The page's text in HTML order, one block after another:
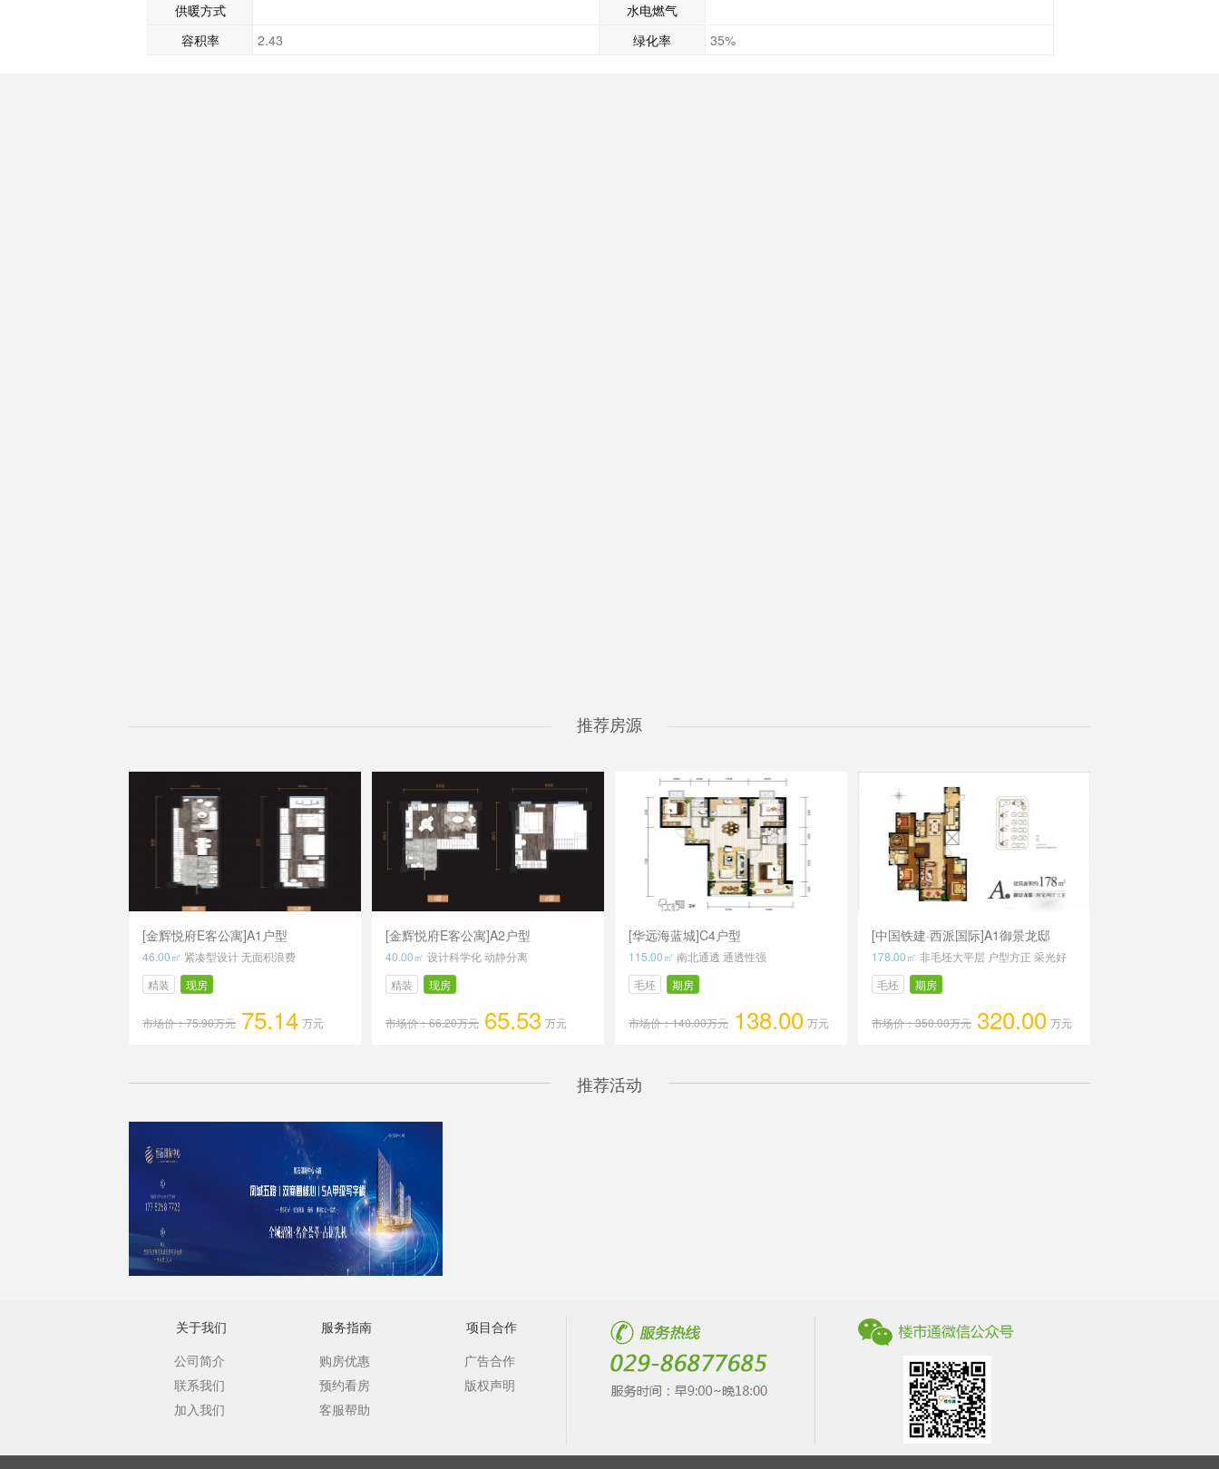
供暖方式
水电燃气
容积率
2.43 绿化率 35%
推荐房源
[金辉悦府E客公寓]A1户型
46.00㎡ 紧凑型设计 无面积浪费
精装
现房
市场价：75.90万元 75.14 万元
[金辉悦府E客公寓]A2户型
40.00㎡ 设计科学化 动静分离
精装
现房
市场价：66.20万元 65.53 万元
[华远海蓝城]C4户型
115.00㎡ 南北通透 通透性强
毛坯
期房
市场价：140.00万元 138.00 万元
[中国铁建·西派国际]A1御景龙邸
178.00㎡ 非毛坯大平层 户型方正 采光好
毛坯
期房
市场价：350.00万元 320.00 万元
推荐活动
关于我们
公司简介
联系我们
加入我们
服务指南
购房优惠
预约看房
客服帮助
项目合作
广告合作
版权声明